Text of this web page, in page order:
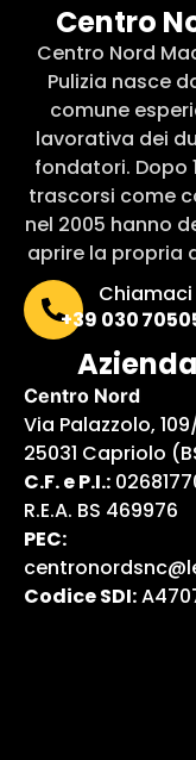
Centro
Centro Nord
Pulizia nasce
comune
lavorativa dei
fondatori. Dopo
trascorsi come
nel 2005 hanno
aprire la propria
Chiamaci
+39 030
Centro Nord
Via Palazzolo,
25031 Capriolo
C.F. e P.I.:
R.E.A. BS 469976
PEC:
Codice SDI: